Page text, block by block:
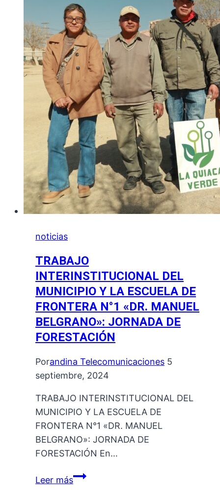
«LA
QUIACA
VERDE»
noticias
TRABAJO
INTERINSTITUCIONAL DEL
MUNICIPIO Y LA ESCUELA DE
FRONTERA N°1 «DR. MANUEL
BELGRANO»: JORNADA DE
FORESTACIÓN
Porandina Telecomunicaciones 5
septiembre, 2024
TRABAJO INTERINSTITUCIONAL DEL
MUNICIPIO Y LA ESCUELA DE
FRONTERA N°1 «DR. MANUEL
BELGRANO»: JORNADA DE
FORESTACIÓN En…
Leer másTRABAJO